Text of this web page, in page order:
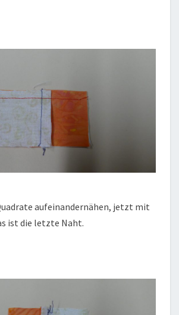
aufeinandernähen, jetzt mit
ist die letzte Naht.